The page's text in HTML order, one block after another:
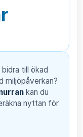
till ökad
kan du
nyttan för